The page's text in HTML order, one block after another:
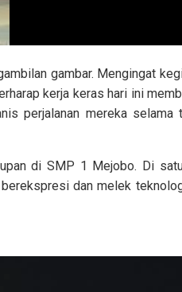
gambar. Mengingat
kerja keras hari ini
perjalanan mereka selama
di SMP 1 Mejobo. Di
dan melek